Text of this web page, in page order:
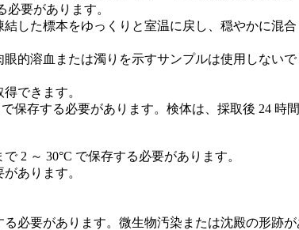
要があります。
した標本をゆっくりと室温に戻し、穏やかに混
的溶血または濁りを示すサンプルは使用しないで
できます。
保存する必要があります。検体は、採取後 24 時
2 ～ 30°C で保存する必要があります。
あります。
必要があります。微生物汚染または沈殿の形跡